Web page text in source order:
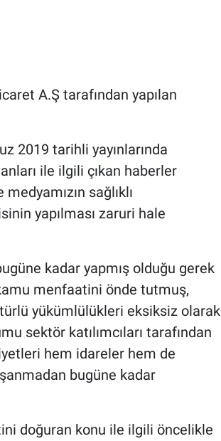
A.Ş tarafından yapılan
2019 tarihli yayınlarında
ile ilgili çıkan haberler
sağlıklı
yapılması zaruri hale
kadar yapmış olduğu gerek
menfaatini önde tutmuş,
yükümlülükleri eksiksiz olarak
sektör katılımcıları tarafından
hem idareler hem de
bugüne kadar
doğuran konu ile ilgili öncelikle